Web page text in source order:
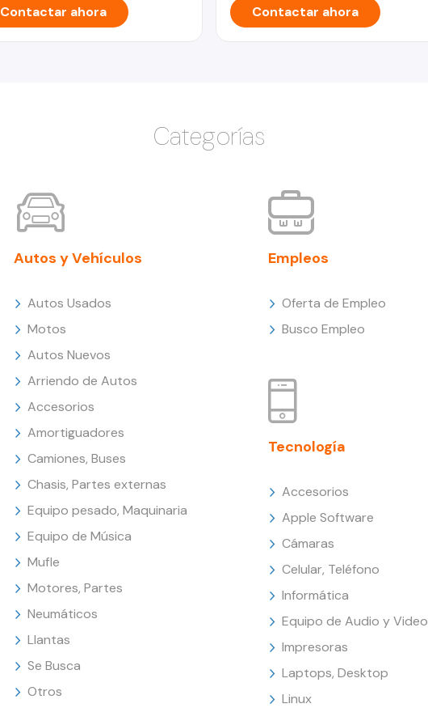
Contactar ahora Contactar ahora
Categorías
Autos y Vehículos
Autos Usados
Motos
Autos Nuevos
Arriendo de Autos
Accesorios
Amortiguadores
Camiones, Buses
Chasis, Partes externas
Equipo pesado, Maquinaria
Equipo de Música
Mufle
Motores, Partes
Neumáticos
Llantas
Se Busca
Otros
Empleos
Oferta de Empleo
Busco Empleo
Tecnología
Accesorios
Apple Software
Cámaras
Celular, Teléfono
Informática
Equipo de Audio y Video
Impresoras
Laptops, Desktop
Linux